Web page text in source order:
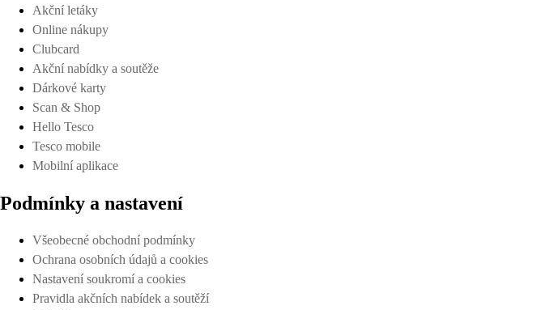
Akční letáky
Online nákupy
Clubcard
Akční nabídky a soutěže
Dárkové karty
Scan & Shop
Hello Tesco
Tesco mobile
Mobilní aplikace
Podmínky a nastavení
Všeobecné obchodní podmínky
Ochrana osobních údajů a cookies
Nastavení soukromí a cookies
Pravidla akčních nabídek a soutěží